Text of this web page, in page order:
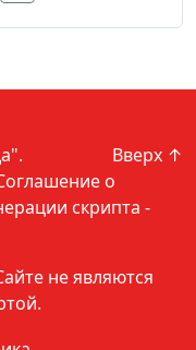
Вверх ↑
о
скрипта -
не являются